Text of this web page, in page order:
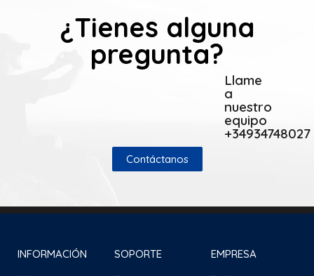
¿Tienes alguna
pregunta?
Llame
a
nuestro
equipo
+34934748027
Contáctanos
INFORMACIÓN SOPORTE EMPRESA